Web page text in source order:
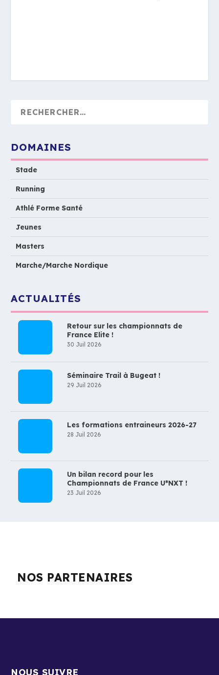
DOMAINES
Stade
Running
Athlé Forme Santé
Jeunes
Masters
Marche/Marche Nordique
ACTUALITÉS
Retour sur les championnats de
France Elite !
30 Juil 2026
Séminaire Trail à Bugeat !
29 Juil 2026
Les formations entraineurs 2026-27
28 Juil 2026
Un bilan record pour les
Championnats de France U*NXT !
23 Juil 2026
NOS PARTENAIRES
NOUS SUIVRE